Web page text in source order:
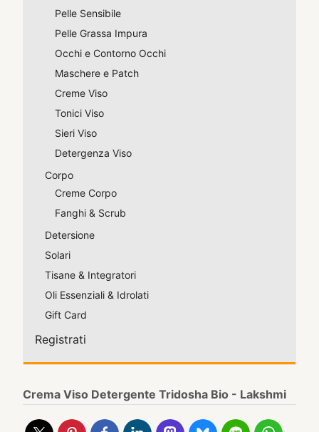
Pelle Sensibile
Pelle Grassa Impura
Occhi e Contorno Occhi
Maschere e Patch
Creme Viso
Tonici Viso
Sieri Viso
Detergenza Viso
Corpo
Creme Corpo
Fanghi & Scrub
Detersione
Solari
Tisane & Integratori
Oli Essenziali & Idrolati
Gift Card
Registrati
Crema Viso Detergente Tridosha Bio - Lakshmi